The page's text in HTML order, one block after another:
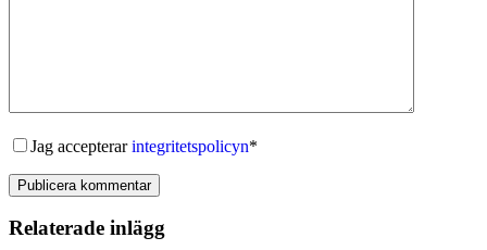
Jag accepterarintegritetspolicyn*
Publicera kommentar
Relaterade inlägg